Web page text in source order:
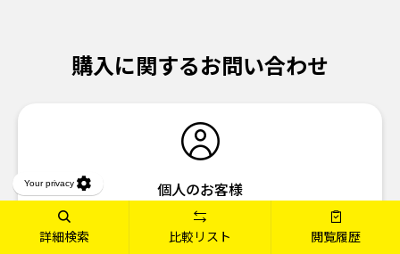
詳細検索 比較リスト 閲覧履歴
購入に関するお問い合わせ
個人のお客様
03-6636-4321